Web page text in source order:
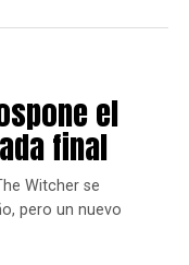
de dos barras de
el
final
Witcher se
pero un nuevo